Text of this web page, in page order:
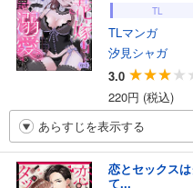
TL
TLマンガ
汐見シャガ
3.0
220円 (税込)
あらすじを表示する
恋とセックス
て...